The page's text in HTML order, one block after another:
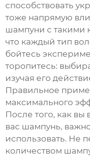
способствовать
тоже напрямую
шампуни с такими
что каждый тип
бойтесь
торопитесь:
изучая его
Правильное
максимального
После того, как
вас шампунь,
использовать. Не
количеством